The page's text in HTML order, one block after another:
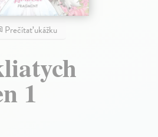
Prečítať ukážku
1